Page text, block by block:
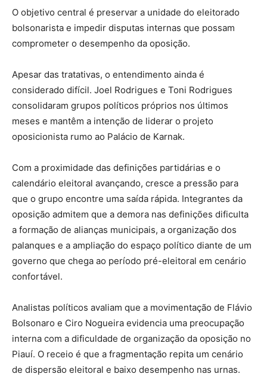
O objetivo central é preservar a unidade do eleitorado
bolsonarista e impedir disputas internas que possam
comprometer o desempenho da oposição.
Apesar das tratativas, o entendimento ainda é
considerado difícil. Joel Rodrigues e Toni Rodrigues
consolidaram grupos políticos próprios nos últimos
meses e mantêm a intenção de liderar o projeto
oposicionista rumo ao Palácio de Karnak.
Com a proximidade das definições partidárias e o
calendário eleitoral avançando, cresce a pressão para
que o grupo encontre uma saída rápida. Integrantes da
oposição admitem que a demora nas definições dificulta
a formação de alianças municipais, a organização dos
palanques e a ampliação do espaço político diante de um
governo que chega ao período pré-eleitoral em cenário
confortável.
Analistas políticos avaliam que a movimentação de Flávio
Bolsonaro e Ciro Nogueira evidencia uma preocupação
interna com a dificuldade de organização da oposição no
Piauí. O receio é que a fragmentação repita um cenário
de dispersão eleitoral e baixo desempenho nas urnas.